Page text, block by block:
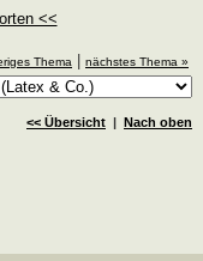
<<
Thema nächstes Thema »
<< Übersicht | Nach oben